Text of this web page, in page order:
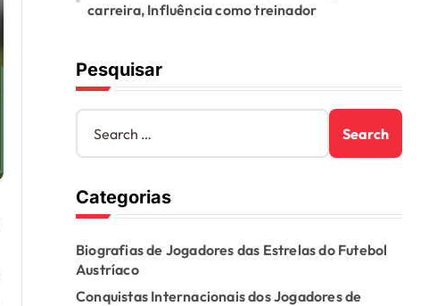
carreira, Influência como treinador
Pesquisar
S
a
c
h
o
r
:
Categorias
Biografias de Jogadores das Estrelas do Futebol
Austríaco
Conquistas Internacionais dos Jogadores de